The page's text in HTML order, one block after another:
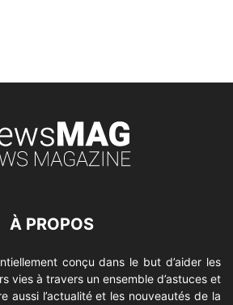
À PROPOS
conçu dans le but d’aider les
vies à travers un ensemble d’astuces et
aussi l’actualité et les nouveautés de la